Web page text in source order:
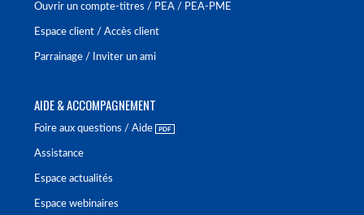
Ouvrir un compte-titres / PEA / PEA-PME
Espace client / Accès client
Parrainage / Inviter un ami
AIDE & ACCOMPAGNEMENT
Foire aux questions / Aide
Assistance
Espace actualités
Espace webinaires